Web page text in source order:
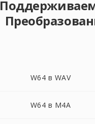
W64 в WAV
W64 в M4A